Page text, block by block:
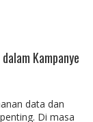
Kampanye
data dan
Di masa